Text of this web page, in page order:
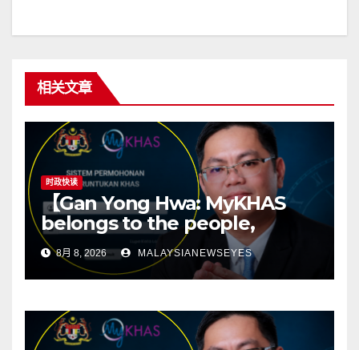
相关文章
时政快读
【Gan Yong Hwa: MyKHAS
belongs to the people,
Political positions should not
determine constituency
resources】
8月 8, 2026 MALAYSIANEWSEYES